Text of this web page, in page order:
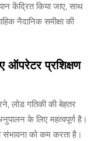
केंद्रित किया जाए, साथ
नैदानिक समीक्षा की
ऑपरेटर प्रशिक्षण
लोड गतिकी की बेहतर
के लिए महत्वपूर्ण है।
संभावना को कम करता है।